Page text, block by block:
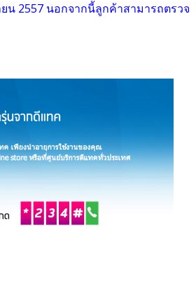
น 2557 นอกจากนี้ลูกค้าสามารถตรวจ